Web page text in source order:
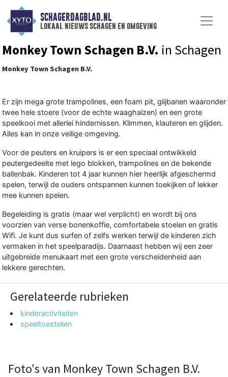
SCHAGERDAGBLAD.NL
lokaal nieuws schagen en omgeving
Monkey Town Schagen B.V. in Schagen
Monkey Town Schagen B.V.
Er zijn mega grote trampolines, een foam pit, glijbanen waaronder
twee hele stoere (voor de echte waaghalzen) en een grote
speelkooi met allerlei hindernissen. Klimmen, klauteren en glijden.
Alles kan in onze veilige omgeving.
Voor de peuters en kruipers is er een speciaal ontwikkeld
peutergedeelte met lego blokken, trampolines en de bekende
ballenbak. Kinderen tot 4 jaar kunnen hier heerlijk afgeschermd
spelen, terwijl de ouders ontspannen kunnen toekijken of lekker
mee kunnen spelen.
Begeleiding is gratis (maar wel verplicht) en wordt bij ons
voorzien van verse bonenkoffie, comfortabele stoelen en gratis
Wifi. Je kunt dus surfen of zelfs werken terwijl de kinderen zich
vermaken in het speelparadijs. Daarnaast hebben wij een zeer
uitgebreide menukaart met een grote verscheidenheid aan
lekkere gerechten.
Gerelateerde rubrieken
kinderactiviteiten
speeltoestellen
Foto's van Monkey Town Schagen B.V.